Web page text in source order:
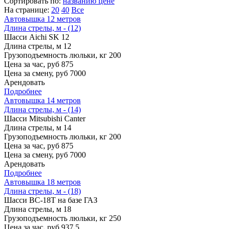
На странице: 20 40 Все
Автовышка 12 метров
Длина стрелы, м - (12)
Шасси Aichi SK 12
Длина стрелы, м 12
Грузоподъемность люльки, кг 200
Цена за час, руб 875
Цена за смену, руб 7000
Арендовать
Подробнее
Автовышка 14 метров
Длина стрелы, м - (14)
Шасси Mitsubishi Canter
Длина стрелы, м 14
Грузоподъемность люльки, кг 200
Цена за час, руб 875
Цена за смену, руб 7000
Арендовать
Подробнее
Автовышка 18 метров
Длина стрелы, м - (18)
Шасси ВС-18Т на базе ГАЗ
Длина стрелы, м 18
Грузоподъемность люльки, кг 250
Цена за час, руб 937,5